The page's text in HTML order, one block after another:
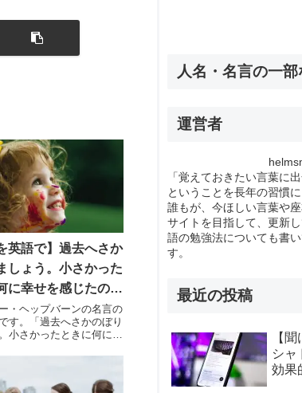
英語で】過去へさか
しょう。小さかった
に幸せを感じたのか
の。
・ヘップバーンの名言の
す。「過去へさかのぼり
小さかったときに何に幸
回想し、愛したものや気
を探し求めるべきなので
人名・名言の一
運営者
「覚えておきたい言葉に
ということを長年の習慣に
誰もが、今ほしい言葉や
サイトを目指して、更新
語の勉強法についても書
す。
最近の投稿
【
シャ
効果